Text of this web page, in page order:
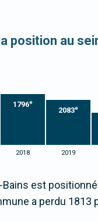
position au
1796e
2083e
2018 2019
est
a perdu 1813